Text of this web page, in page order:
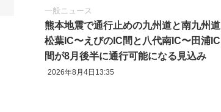
一般ニュース
熊本地震で通行止めの九州道と南九州道
松葉IC〜えびのIC間と八代南IC〜田浦IC
間が8月後半に通行可能になる見込み
2026年8月4日13:35